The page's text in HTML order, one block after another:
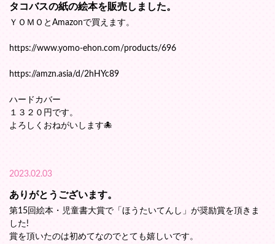
タコバスの紙の絵本を販売しました。
ＹＯＭＯとAmazonで買えます。
https://www.yomo-ehon.com/products/696
https://amzn.asia/d/2hHYc89
ハードカバー
１３２０円です。
よろしくおねがいします🐙
2023.02.03
ありがとうございます。
第15回絵本・児童書大賞で「ほうたいてんし」が奨励賞を頂きま
した!
賞を頂いたのは初めてなのでとても嬉しいです。